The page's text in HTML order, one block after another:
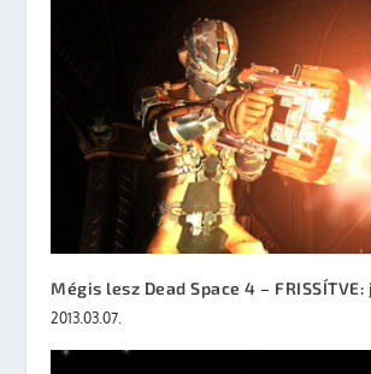
Mégis lesz Dead Space 4 – FRISSÍTVE:
2013.03.07.